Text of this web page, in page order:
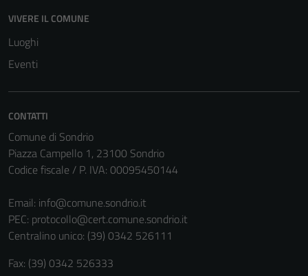
VIVERE IL COMUNE
Luoghi
Eventi
CONTATTI
Comune di Sondrio
Piazza Campello 1, 23100 Sondrio
Codice fiscale / P. IVA: 00095450144
Email: info@comune.sondrio.it
PEC: protocollo@cert.comune.sondrio.it
Centralino unico: (39) 0342 526111
Fax: (39) 0342 526333